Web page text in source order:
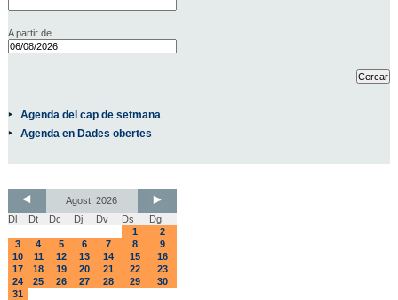
A partir de
Agenda del cap de setmana
Agenda en Dades obertes
Agost, 2026
Dl
Dt Dc Dj Dv Ds
Dg
1
2
3
4 5 6 7 8
9
10
11 12 13 14 15
16
17
18 19 20 21 22
23
24
25 26 27 28 29
30
31